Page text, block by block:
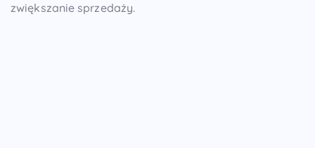
zwiększanie sprzedaży.